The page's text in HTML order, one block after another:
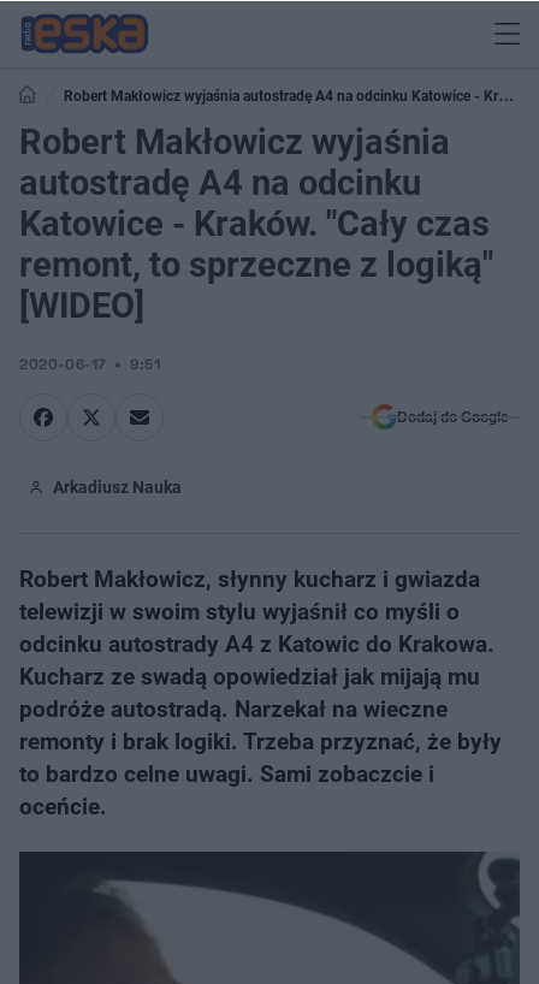
Robert Makłowicz wyjaśnia autostradę A4 na odcinku Katowice - Kraków.
"Cały czas remont, to sprzeczne z logiką" [WIDEO]
Robert Makłowicz wyjaśnia
autostradę A4 na odcinku
Katowice - Kraków. "Cały czas
remont, to sprzeczne z logiką"
[WIDEO]
2020-06-17 9:51
Dodaj do Google
Arkadiusz Nauka
Robert Makłowicz, słynny kucharz i gwiazda
telewizji w swoim stylu wyjaśnił co myśli o
odcinku autostrady A4 z Katowic do Krakowa.
Kucharz ze swadą opowiedział jak mijają mu
podróże autostradą. Narzekał na wieczne
remonty i brak logiki. Trzeba przyznać, że były
to bardzo celne uwagi. Sami zobaczcie i
oceńcie.